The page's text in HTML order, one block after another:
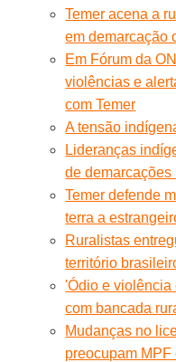
Temer acena a
em demarcação
Em Fórum da
violências e
com Temer
A tensão
Lideranças
de demarcações
Temer defende
terra a
Ruralistas
território
'Ódio e violência
com bancada
Mudanças no
preocupam MPF